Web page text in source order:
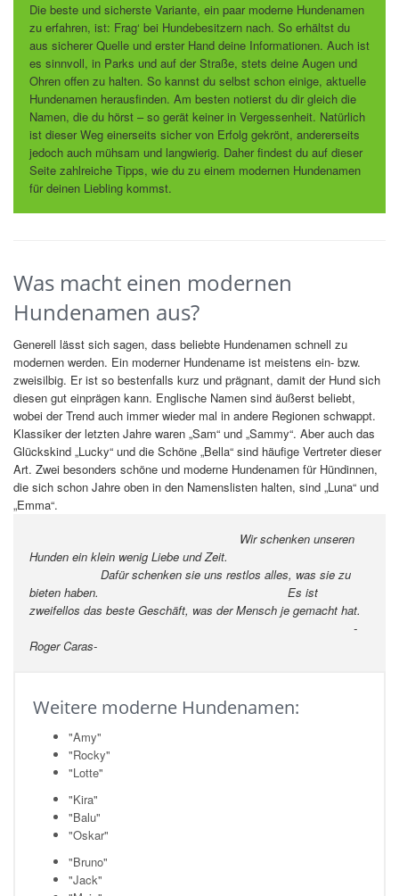
Die beste und sicherste Variante, ein paar moderne Hundenamen
zu erfahren, ist: Frag‘ bei Hundebesitzern nach. So erhältst du
aus sicherer Quelle und erster Hand deine Informationen. Auch ist
es sinnvoll, in Parks und auf der Straße, stets deine Augen und
Ohren offen zu halten. So kannst du selbst schon einige, aktuelle
Hundenamen herausfinden. Am besten notierst du dir gleich die
Namen, die du hörst – so gerät keiner in Vergessenheit. Natürlich
ist dieser Weg einerseits sicher von Erfolg gekrönt, andererseits
jedoch auch mühsam und langwierig. Daher findest du auf dieser
Seite zahlreiche Tipps, wie du zu einem modernen Hundenamen
für deinen Liebling kommst.
Was macht einen modernen
Hundenamen aus?
Generell lässt sich sagen, dass beliebte Hundenamen schnell zu
modernen werden. Ein moderner Hundename ist meistens ein- bzw.
zweisilbig. Er ist so bestenfalls kurz und prägnant, damit der Hund sich
diesen gut einprägen kann. Englische Namen sind äußerst beliebt,
wobei der Trend auch immer wieder mal in andere Regionen schwappt.
Klassiker der letzten Jahre waren „Sam“ und „Sammy“. Aber auch das
Glückskind „Lucky“ und die Schöne „Bella“ sind häufige Vertreter dieser
Art. Zwei besonders schöne und moderne Hundenamen für Hündinnen,
die sich schon Jahre oben in den Namenslisten halten, sind „Luna“ und
„Emma“.
Wir schenken unseren
Hunden ein klein wenig Liebe und Zeit.
Dafür schenken sie uns restlos alles, was sie zu
bieten haben.
Es ist
zweifellos das beste Geschäft, was der Mensch je gemacht hat.
-
Roger Caras-
Weitere moderne Hundenamen:
"Amy"
"Rocky"
"Lotte"
"Kira"
"Balu"
"Oskar"
"Bruno"
"Jack"